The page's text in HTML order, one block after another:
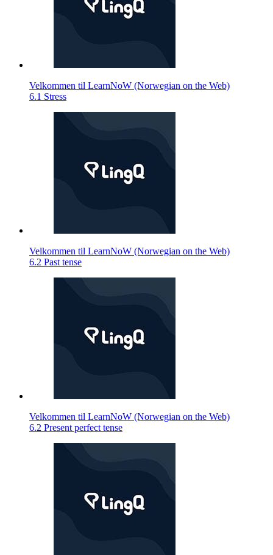
Velkommen til LearnNoW (Norwegian on the Web)
6.1 Stress
Velkommen til LearnNoW (Norwegian on the Web)
6.2 Past tense
Velkommen til LearnNoW (Norwegian on the Web)
6.2 Present perfect tense